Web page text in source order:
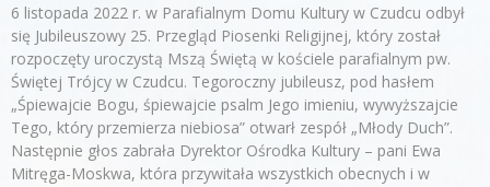
6 listopada 2022 r. w Parafialnym Domu Kultury w Czudcu odbył
się Jubileuszowy 25. Przegląd Piosenki Religijnej, który został
rozpoczęty uroczystą Mszą Świętą w kościele parafialnym pw.
Świętej Trójcy w Czudcu. Tegoroczny jubileusz, pod hasłem
„Śpiewajcie Bogu, śpiewajcie psalm Jego imieniu, wywyższajcie
Tego, który przemierza niebiosa” otwarł zespół „Młody Duch”.
Następnie głos zabrała Dyrektor Ośrodka Kultury – pani Ewa
Mitręga-Moskwa, która przywitała wszystkich obecnych i w